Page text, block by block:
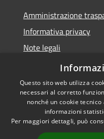
Amministrazione
Informativa privacy
Note legali
Dichiarazione di
Accessibilità
Questo sito web utilizza
necessari al corretto
nonché un cookie
informazioni
Per maggiori dettagli, può